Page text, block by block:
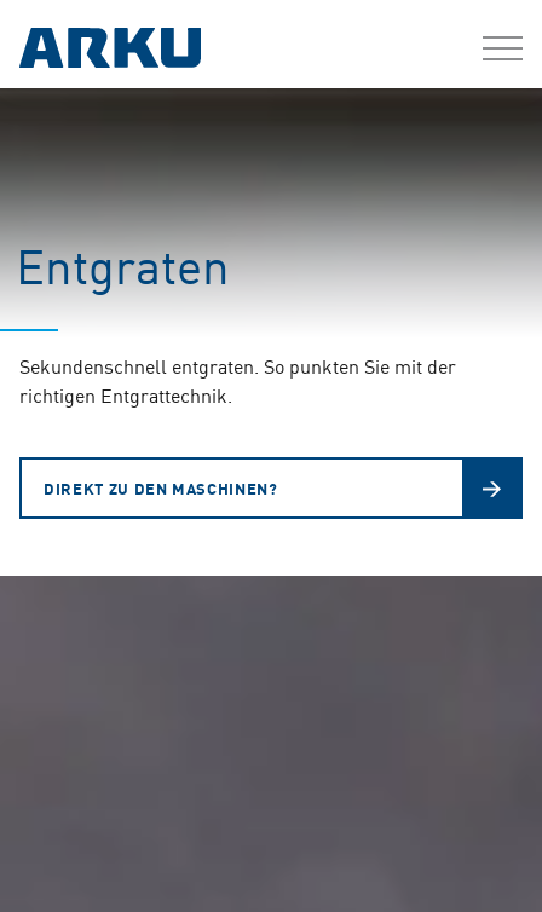
Entgraten
Sekundenschnell entgraten. So punkten Sie mit der
richtigen Entgrattechnik.
DIREKT ZU DEN MASCHINEN?